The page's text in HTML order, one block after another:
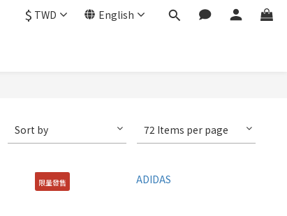
$ TWD English
Sort by 72 Items per page
限量發售